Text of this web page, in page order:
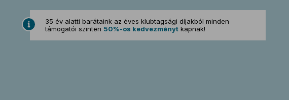
35 év alatti barátaink az éves klubtagsági díjakból minden
támogatói szinten 50%-os kedvezményt kapnak!